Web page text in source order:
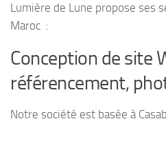
Lumière de Lune propose ses
Maroc :
Conception de site
référencement,
Notre société est basée à